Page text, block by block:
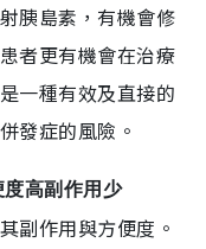
胰島素，有機會修
者更有機會在治療
一種有效及直接的
發症的風險。
度高副作用少
副作用與方便度。